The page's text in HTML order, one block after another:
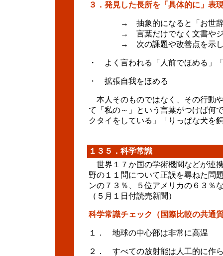
３．発見した長所を「具体的に」表
→ 抽象的になると「お世辞
→ 言葉だけでなく文書やジェ
→ 次の課題や改善点を示し
・ よく言われる「人前でほめる」
・ 拡張自我をほめる
本人そのものではなく、その行動
て「私の～」という言葉がつけば何
クタイをしている」「りっぱな犬を
１３５．科学常識
世界１７か国の学術機関などが連
野の１１問について正誤を尋ねた問
ンの７３％、５位アメリカの６３％
（５月１日付読売新聞）
科学常識チェック（国際比較の共通
１． 地球の中心部は非常に高温
２． すべての放射能は人工的に作